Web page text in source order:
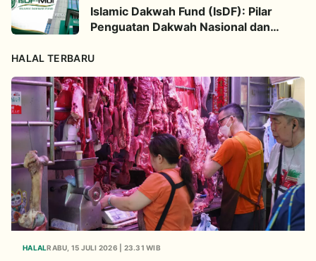
Islamic Dakwah Fund (IsDF): Pilar
Penguatan Dakwah Nasional dan
HALAL TERBARU
HALALRABU, 15 JULI 2026 | 23.31 WIB